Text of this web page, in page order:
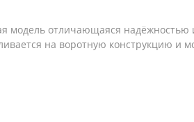
модель отличающаяся
на воротную конструкцию и